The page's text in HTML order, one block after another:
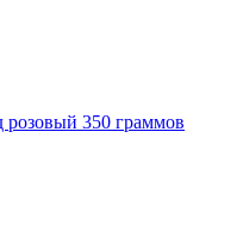
350 граммов